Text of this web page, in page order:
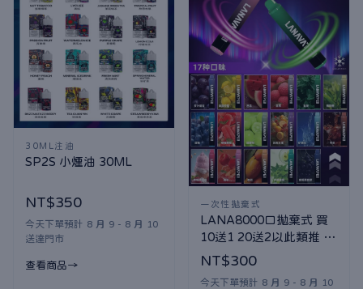
30ML注油
SP2S 小煙油 30ML
NT$350
今天下單預計 8 月 9 - 8 月 10
送達門市
查看商品
一次性拋棄式
LANA8000口拋棄式 買
10送1 20送2以此類推 口
味隨機贈送
NT$300
今天下單預計 8 月 9 - 8 月 10